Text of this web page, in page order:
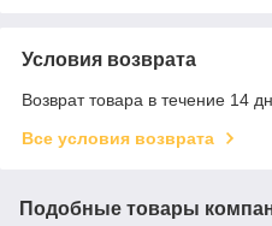
Условия возврата
Возврат товара в течение 14
Все условия возврата
Подобные товары